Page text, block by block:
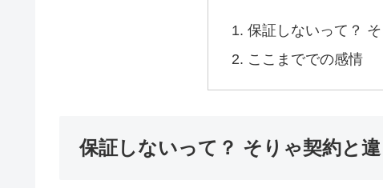
保証しないって？
ここまででの感情
保証しないって？ そりゃ契約と